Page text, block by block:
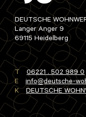
DEUTSCHE
Langer Anger 9
69115 Heidelberg
T
06221 . 502 989 0
E
info deutsche-
K
DEUTSCHE